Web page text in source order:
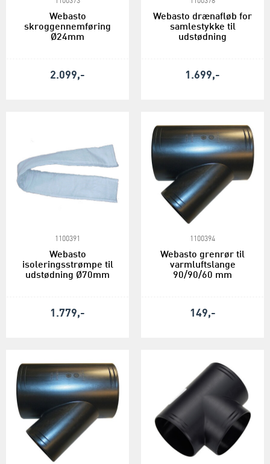
Webasto
skroggennemføring
Ø24mm
2.099,-
Webasto drænafløb for
samlestykke til
udstødning
1.699,-
1100391
Webasto
isoleringsstrømpe til
udstødning Ø70mm
1.779,-
1100394
Webasto grenrør til
varmluftslange
90/90/60 mm
149,-